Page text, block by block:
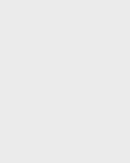
hizmetlerini
Güçlü Markasına
TÜM
Dev Tesis
GECE